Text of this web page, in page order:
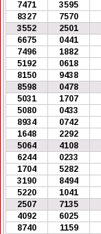
7471
3595
8327
7570
3552
2501
6675
0441
7496
1882
5192
0618
8150
9438
8598
0478
5031
1707
5080
0433
8934
0742
1648
2292
5064
4108
6244
0233
1704
5282
3190
8494
5220
1041
2507
7135
4092
6025
8740
1159